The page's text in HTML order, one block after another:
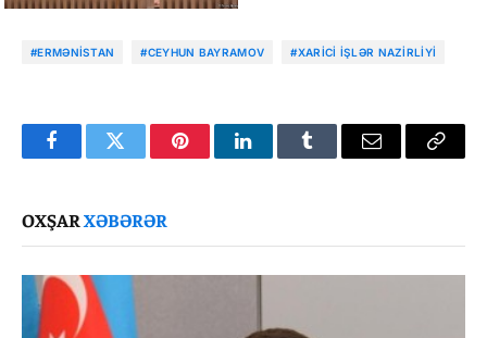
#ERMƏNISTAN #CEYHUN BAYRAMOV #XARICI İŞLƏR NAZIRLIYI
FacebookTwitter PinterestLinkedInTumblr Email
Copy
OXŞARXƏBƏRƏR